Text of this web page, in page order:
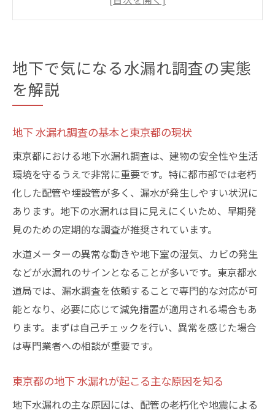
地下 水漏れ調査の近年の傾向と注意点
東京都で叶う地下水漏れ早期発見の秘訣とは
東京都で地下 水漏れサインを見逃さない方
法
地下 水漏れ調査に役立つセルフチェック法
東京都の地下 水漏れ発見に強い調査会社の
特徴
地下 水漏れ被害を防ぐ東京都の制度活用法
水道料金が急増した時の地下水漏れ対策法
地下 水漏れが水道料金に反映される仕組み
解説
東京都で水道メーターから地下 水漏れを読
み取る方法
急な水道料金増加時の地下 水漏れ調査ポイ
ント
地下で気になる水漏れ調査の実態
を解説
地下 水漏れ調査の基本と東京都の現状
東京都における地下水漏れ調査は、建物の安全性や生活
環境を守るうえで非常に重要です。特に都市部では老朽
化した配管や埋設管が多く、漏水が発生しやすい状況に
あります。地下の水漏れは目に見えにくいため、早期発
見のための定期的な調査が推奨されています。
水道メーターの異常な動きや地下室の湿気、カビの発生
などが水漏れのサインとなることが多いです。東京都水
道局では、漏水調査を依頼することで専門的な対応が可
能となり、必要に応じて減免措置が適用される場合もあ
ります。まずは自己チェックを行い、異常を感じた場合
は専門業者への相談が重要です。
東京都の地下 水漏れが起こる主な原因を知る
地下水漏れの主な原因には、配管の老朽化や地震による